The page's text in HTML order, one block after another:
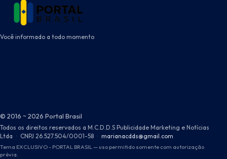
Você informado a todo momento
© 2016 ~ 2026 Portal Brasil
Todos os direitos reservados a M.C.D.D.S Publicidade Marketing e Notícias
Ltda · CNPJ 26.527.504/0001-58 · marianacdds@gmail.com
Tema EXCLUSIVO - PORTAL BRASIL — uso permitido somente com autorização
prévia.